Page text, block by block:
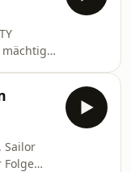
in
noch
mächtig
bei den
der
um
Sailor
Folge